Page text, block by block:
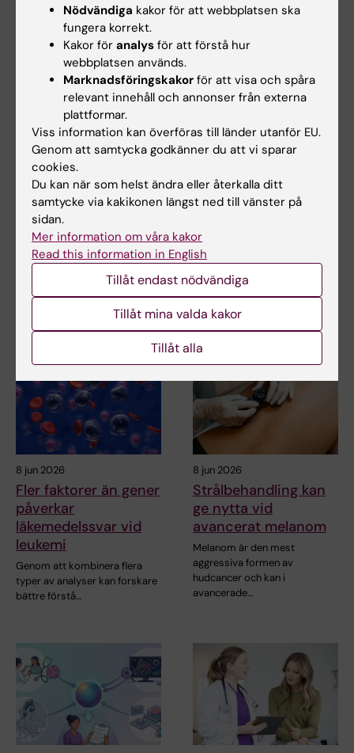
Anna Winther är en av tre KI-
doktorander som har tilldelats
årets Kerstin…
En ny doktorsavhandling från
Karolinska Institutet visar att
8 jun 2026
RNA påverkar cellers
DNA-reparation
En ny doktorsavhandling från
Karolinska Institutet visar att
Nya ledtrådar om
prognos vid melanom
Varje år diagnostiseras över
6 000 svenskar med
melanom. Melanom är en…
8 jun 2026
Fler faktorer än gener
påverkar
läkemedelssvar vid
leukemi
Genom att kombinera flera
typer av analyser kan forskare
bättre förstå…
8 jun 2026
Strålbehandling kan
ge nytta vid
avancerat melanom
Melanom är den mest
aggressiva formen av
hudcancer och kan i
avancerade…
Nödvändiga kakor för att webbplatsen ska
fungera korrekt.
Kakor för analys för att förstå hur
webbplatsen används.
Marknadsföringskakor för att visa och spåra
relevant innehåll och annonser från externa
plattformar.
Viss information kan överföras till länder utanför EU.
Genom att samtycka godkänner du att vi sparar
cookies.
Du kan när som helst ändra eller återkalla ditt
samtycke via kakikonen längst ned till vänster på
sidan.
Mer information om våra kakor
Read this information in English
Tillåt endast nödvändiga
Tillåt mina valda kakor
Tillåt alla